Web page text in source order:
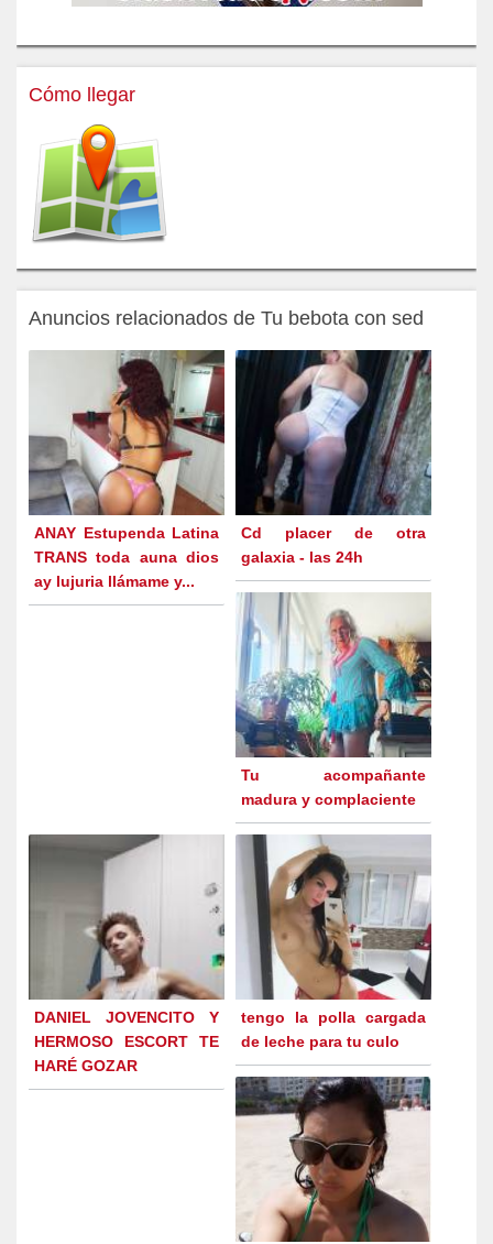
Cómo llegar
Anuncios relacionados de Tu bebota con sed
ANAY Estupenda Latina
TRANS toda auna dios
ay lujuria llámame y...
Cd placer de otra
galaxia - las 24h
Tu acompañante
madura y complaciente
DANIEL JOVENCITO Y
HERMOSO ESCORT TE
HARÉ GOZAR
tengo la polla cargada
de leche para tu culo